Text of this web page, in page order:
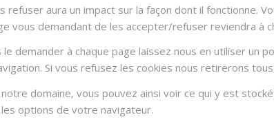
aura un impact sur la façon dont il fonctionne.
vous demandant de les accepter/refuser reviendra à
à chaque page laissez nous en utiliser un
Si vous refusez les cookies nous retirerons
domaine, vous pouvez ainsi voir ce qui y est
options de votre navigateur.